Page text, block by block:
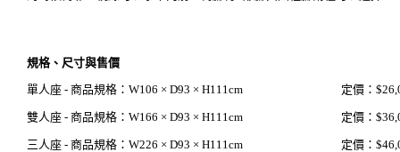
規格、尺寸與售價
單人座 - 商品規格：W106 × D93 × H111cm 定價：
雙人座 - 商品規格：W166 × D93 × H111cm 定價：
三人座 - 商品規格：W226 × D93 × H111cm 定價：